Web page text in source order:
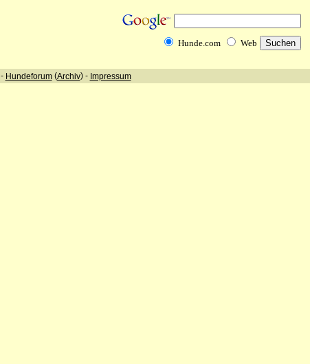
Hunde.com Web
- Hundeforum(Archiv) - Impressum